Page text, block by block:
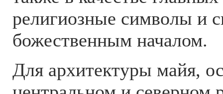
религиозные символы и
божественным началом.
Для архитектуры майя,